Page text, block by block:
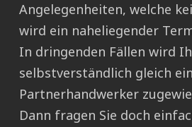
Angelegenheiten, welche
wird ein naheliegender
In dringenden Fällen wird
selbstverständlich gleich ein
Partnerhandwerker
Dann fragen Sie doch